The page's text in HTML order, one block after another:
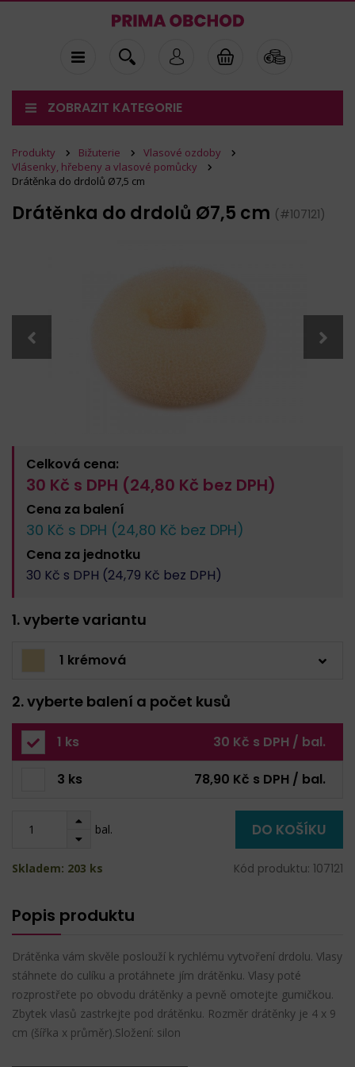
ZOBRAZIT KATEGORIE
Produkty Bižuterie
Vlasové ozdoby
Vlásenky, hřebeny a vlasové pomůcky
Drátěnka do drdolů Ø7,5 cm
Drátěnka do drdolů Ø7,5 cm (#107121)
Celková cena:
30 Kč s DPH (24,80 Kč bez DPH)
Cena za balení
30 Kč s DPH (24,80 Kč bez DPH)
Cena za jednotku
30 Kč s DPH (24,79 Kč bez DPH)
1. vyberte variantu
1 krémová
2. vyberte balení a počet kusů
1 ks 30 Kč s DPH / bal.
3 ks 78,90 Kč s DPH / bal.
bal. DO KOŠÍKU
Skladem: 203 ks Kód produktu: 107121
Popis produktu
Drátěnka vám skvěle poslouží k rychlému vytvoření drdolu. Vlasy
stáhnete do culíku a protáhnete jím drátěnku. Vlasy poté
rozprostřete po obvodu drátěnky a pevně omotejte gumičkou.
Zbytek vlasů zastrkejte pod drátěnku. Rozměr drátěnky je 4 x 9
cm (šířka x průměr).Složení: silon